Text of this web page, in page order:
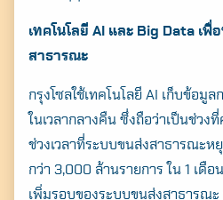
เทคโนโลยี AI และ Big Data เพื่
สาธารณะ
กรุงโซลใช้เทคโนโลยี AI เก็บข้อมู
ในเวลากลางคืน ซึ่งถือว่าเป็นช่วง
ช่วงเวลาที่ระบบขนส่งสาธารณะ
กว่า 3,000 ล้านรายการ ใน 1 เดือ
เพิ่มรอบของระบบขนส่งสาธารณ